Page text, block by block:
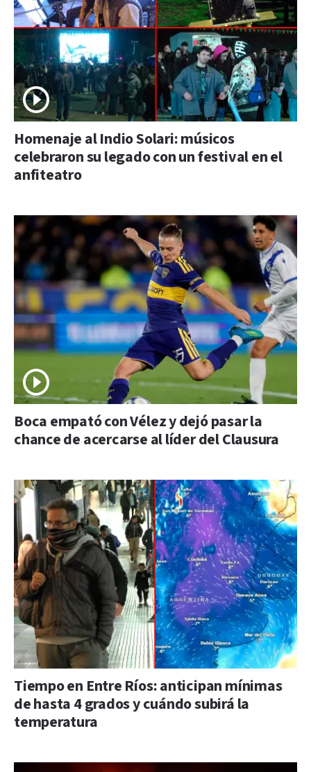
Homenaje al Indio Solari: músicos
celebraron su legado con un festival en el
anfiteatro
Boca empató con Vélez y dejó pasar la
chance de acercarse al líder del Clausura
Tiempo en Entre Ríos: anticipan mínimas
de hasta 4 grados y cuándo subirá la
temperatura